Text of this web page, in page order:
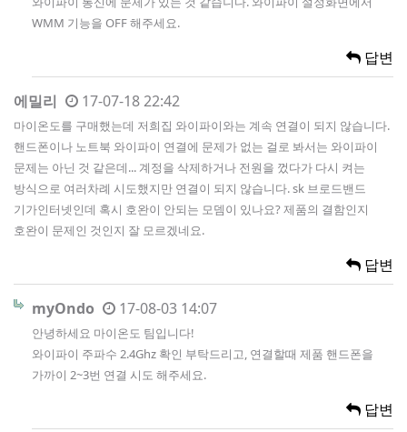
WMM 기능을 OFF 해주세요.
답변
에밀리 17-07-18 22:42
마이온도를 구매했는데 저희집 와이파이와는 계속 연결이 되지 않습니다.
핸드폰이나 노트북 와이파이 연결에 문제가 없는 걸로 봐서는 와이파이
문제는 아닌 것 같은데... 계정을 삭제하거나 전원을 껐다가 다시 켜는
방식으로 여러차례 시도했지만 연결이 되지 않습니다. sk 브로드밴드
기가인터넷인데 혹시 호완이 안되는 모뎀이 있나요? 제품의 결함인지
호완이 문제인 것인지 잘 모르겠네요.
답변
myOndo 17-08-03 14:07
안녕하세요 마이온도 팀입니다!
와이파이 주파수 2.4Ghz 확인 부탁드리고, 연결할때 제품 핸드폰을
가까이 2~3번 연결 시도 해주세요.
답변